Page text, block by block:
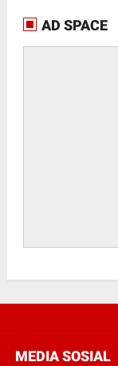
AD SPACE
MEDIA SOSIAL